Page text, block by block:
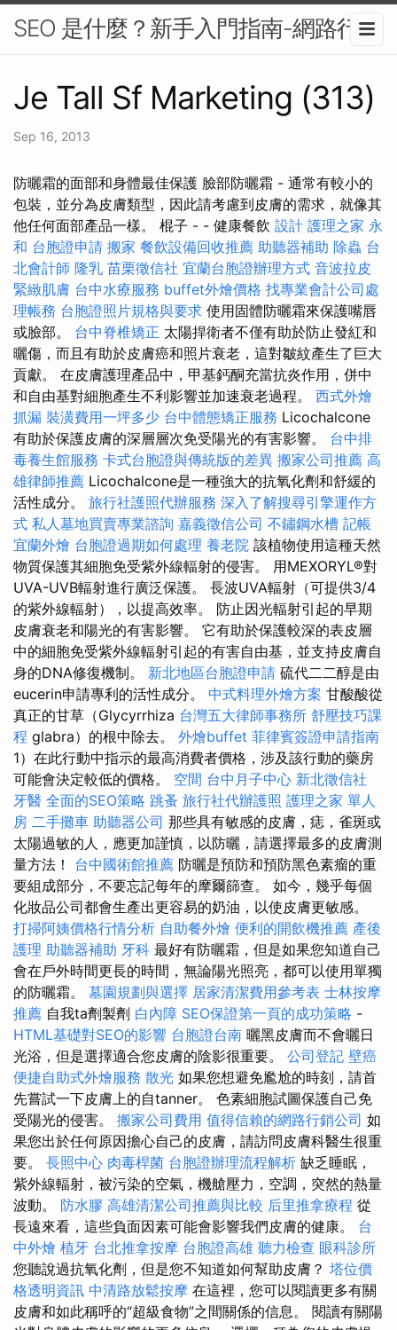
SEO 是什麼？新手入門指南-網路行銷
Je Tall Sf Marketing (313)
Sep 16, 2013
防曬霜的面部和身體最佳保護 臉部防曬霜 - 通常有較小的
包裝，並分為皮膚類型，因此請考慮到皮膚的需求，就像其
他任何面部產品一樣。 棍子 - - 健康餐飲 設計 護理之家 永
和 台胞證申請 搬家 餐飲設備回收推薦 助聽器補助 除蟲 台
北會計師 隆乳 苗栗徵信社 宜蘭台胞證辦理方式 音波拉皮
緊緻肌膚 台中水療服務 buffet外燴價格 找專業會計公司處
理帳務 台胞證照片規格與要求 使用固體防曬霜來保護嘴唇
或臉部。 台中脊椎矯正 太陽捍衛者不僅有助於防止發紅和
曬傷，而且有助於皮膚癌和照片衰老，這對皺紋產生了巨大
貢獻。 在皮膚護理產品中，甲基鈣酮充當抗炎作用，併中
和自由基對細胞產生不利影響並加速衰老過程。 西式外燴
抓漏 裝潢費用一坪多少 台中體態矯正服務 Licochalcone
有助於保護皮膚的深層層次免受陽光的有害影響。 台中排
毒養生館服務 卡式台胞證與傳統版的差異 搬家公司推薦 高
雄律師推薦 Licochalcone是一種強大的抗氧化劑和舒緩的
活性成分。 旅行社護照代辦服務 深入了解搜尋引擎運作方
式 私人墓地買賣專業諮詢 嘉義徵信公司 不鏽鋼水槽 記帳
宜蘭外燴 台胞證過期如何處理 養老院 該植物使用這種天然
物質保護其細胞免受紫外線輻射的侵害。 用MEXORYL®對
UVA-UVB輻射進行廣泛保護。 長波UVA輻射（可提供3/4
的紫外線輻射），以提高效率。 防止因光輻射引起的早期
皮膚衰老和陽光的有害影響。 它有助於保護較深的表皮層
中的細胞免受紫外線輻射引起的有害自由基，並支持皮膚自
身的DNA修復機制。 新北地區台胞證申請 硫代二二醇是由
eucerin申請專利的活性成分。 中式料理外燴方案 甘酸酸從
真正的甘草（Glycyrrhiza 台灣五大律師事務所 舒壓技巧課
程 glabra）的根中除去。 外燴buffet 菲律賓簽證申請指南
1）在此行動中指示的最高消費者價格，涉及該行動的藥房
可能會決定較低的價格。 空間 台中月子中心 新北徵信社
牙醫 全面的SEO策略 跳蚤 旅行社代辦護照 護理之家 單人
房 二手攤車 助聽器公司 那些具有敏感的皮膚，痣，雀斑或
太陽過敏的人，應更加謹慎，以防曬，請選擇最多的皮膚測
量方法！ 台中國術館推薦 防曬是預防和預防黑色素瘤的重
要組成部分，不要忘記每年的摩爾篩查。 如今，幾乎每個
化妝品公司都會生產出更容易的奶油，以使皮膚更敏感。
打掃阿姨價格行情分析 自助餐外燴 便利的開飲機推薦 產後
護理 助聽器補助 牙科 最好有防曬霜，但是如果您知道自己
會在戶外時間更長的時間，無論陽光照亮，都可以使用單獨
的防曬霜。 墓園規劃與選擇 居家清潔費用參考表 士林按摩
推薦 自我ta劑製劑 白內障 SEO保證第一頁的成功策略 -
HTML基礎對SEO的影響 台胞證台南 曬黑皮膚而不會曬日
光浴，但是選擇適合您皮膚的陰影很重要。 公司登記 壁癌
便捷自助式外燴服務 散光 如果您想避免尷尬的時刻，請首
先嘗試一下皮膚上的自tanner。 色素細胞試圖保護自己免
受陽光的侵害。 搬家公司費用 值得信賴的網路行銷公司 如
果您出於任何原因擔心自己的皮膚，請訪問皮膚科醫生很重
要。 長照中心 肉毒桿菌 台胞證辦理流程解析 缺乏睡眠，
紫外線輻射，被污染的空氣，機艙壓力，空調，突然的熱量
波動。 防水膠 高雄清潔公司推薦與比較 后里推拿療程 從
長遠來看，這些負面因素可能會影響我們皮膚的健康。 台
中外燴 植牙 台北推拿按摩 台胞證高雄 聽力檢查 眼科診所
您聽說過抗氧化劑，但是您不知道如何幫助皮膚？ 塔位價
格透明資訊 中清路放鬆按摩 在這裡，您可以閱讀更多有關
皮膚和如此稱呼的“超級食物”之間關係的信息。 閱讀有關陽